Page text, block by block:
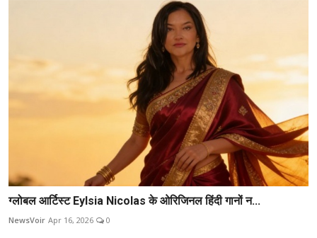
ग्लोबल आर्टिस्ट Eylsia Nicolas के ओरिजिनल हिंदी गानों न...
NewsVoir Apr 16, 2026 0